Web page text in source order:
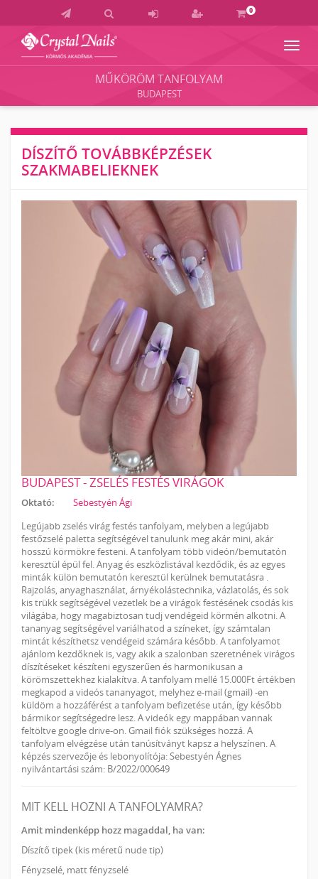
0
Crystal
Akadémia
Vizsgaközpont
MŰKÖRÖM TANFOLYAM
BUDAPEST
DÍSZÍTŐ TOVÁBBKÉPZÉSEK
SZAKMABELIEKNEK
BUDAPEST - ZSELÉS FESTÉS VIRÁGOK
Oktató:
Sebestyén Ági
Legújabb zselés virág festés tanfolyam, melyben a legújabb
festőzselé paletta segítségével tanulunk meg akár mini, akár
hosszú körmökre festeni. A tanfolyam több videón/bemutatón
keresztül épül fel. Anyag és eszközlistával kezdődik, és az egyes
minták külön bemutatón keresztül kerülnek bemutatásra .
Rajzolás, anyaghasználat, árnyékolástechnika, vázlatolás, és sok
kis trükk segítségével vezetlek be a virágok festésének csodás kis
világába, hogy magabiztosan tudj vendégeid körmén alkotni. A
tananyag segítségével variálhatod a színeket, így számtalan
mintát készíthetsz vendégeid számára később. A tanfolyamot
ajánlom kezdőknek is, vagy akik a szalonban szeretnének virágos
díszítéseket készíteni egyszerűen és harmonikusan a
körömszettekhez kialakítva. A tanfolyam mellé 15.000Ft értékben
megkapod a videós tananyagot, melyhez e-mail (gmail) -en
küldöm a hozzáférést a tanfolyam befizetése után, így később
bármikor segítségedre lesz. A videók egy mappában vannak
feltöltve google drive-on. Gmail fiók szükséges hozzá. A
tanfolyam elvégzése után tanúsítványt kapsz a helyszínen. A
képzés szervezője és lebonyolítója: Sebestyén Ágnes
nyilvántartási szám: B/2022/000649
MIT KELL HOZNI A TANFOLYAMRA?
Amit mindenképp hozz magaddal, ha van:
Díszítő tipek (kis méretű nude tip)
Fényzselé, matt fényzselé